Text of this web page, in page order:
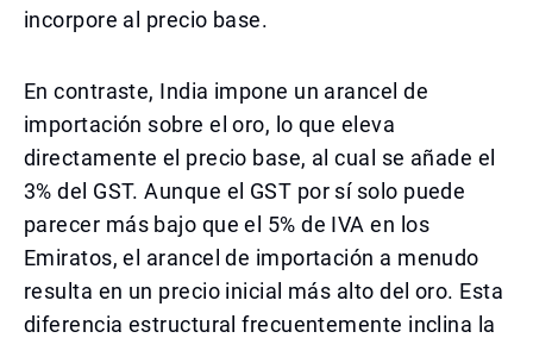
incorpore al precio base.
En contraste, India impone un arancel de
importación sobre el oro, lo que eleva
directamente el precio base, al cual se añade el
3% del GST. Aunque el GST por sí solo puede
parecer más bajo que el 5% de IVA en los
Emiratos, el arancel de importación a menudo
resulta en un precio inicial más alto del oro. Esta
diferencia estructural frecuentemente inclina la